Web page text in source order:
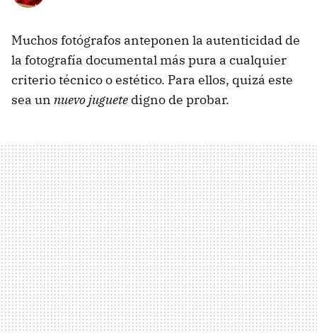
Muchos fotógrafos anteponen la autenticidad de
la fotografía documental más pura a cualquier
criterio técnico o estético. Para ellos, quizá este
sea un nuevo juguete digno de probar.